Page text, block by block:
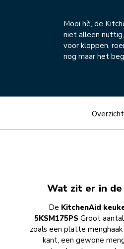
Mooi hè, de
niet alleen
voor kloppen,
nog maar het
Overzicht
Wat zit er in de
De KitchenAid
5KSM175PS Groot
zoals een platte
kant, een gewone